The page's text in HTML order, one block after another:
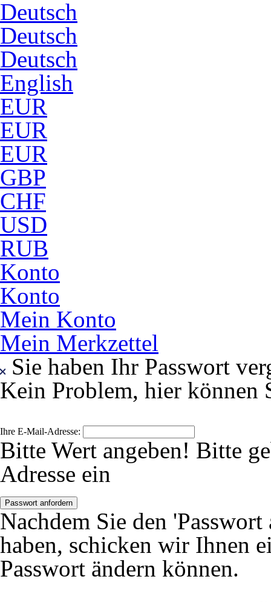
Deutsch
Deutsch
Deutsch
English
EUR
EUR
EUR
GBP
CHF
USD
RUB
Konto
Konto
Mein Konto
Mein Merkzettel
Sie haben Ihr Passwort
Kein Problem, hier können
Ihre E-Mail-Adresse:
Bitte Wert angeben! Bitte
Adresse ein
Passwort anfordern
Nachdem Sie den
haben, schicken wir Ihnen
Passwort ändern können.